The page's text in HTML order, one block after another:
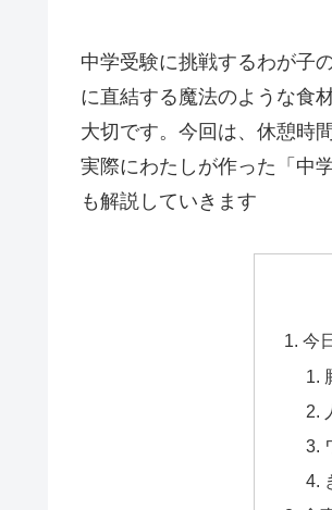
中学受験に挑戦するわが子
に直結する魔法のような食
大切です。今回は、休憩時
実際にわたしが作った「中
も解説していきます
今